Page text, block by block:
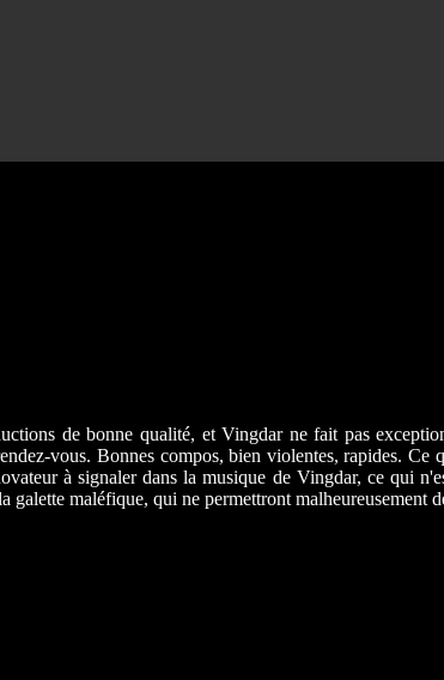
de bonne qualité, et Vingdar ne fait pas
vous. Bonnes compos, bien violentes, rapides. Ce
à signaler dans la musique de Vingdar, ce qui
maléfique, qui ne permettront malheureusement